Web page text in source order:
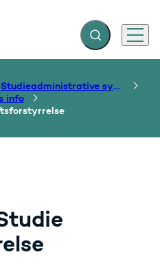
Fold søgefelt ud
Menu
Studieadministrative systemer
info